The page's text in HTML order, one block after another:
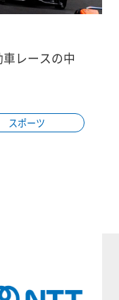
レースの中
スポーツ